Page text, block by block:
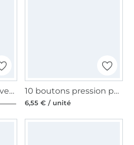
Prym Pince VARIO avec outils à percer pour Ø 3 et 4 mm, Colour Edition menthe 10 boutons pression pour jersey, 8 mm, couleur argent
6,55 € / unité